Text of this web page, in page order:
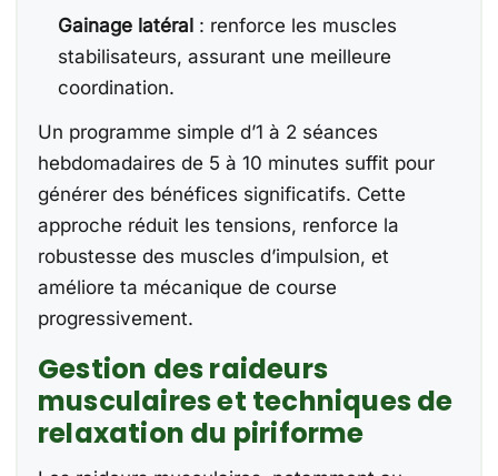
Gainage latéral : renforce les muscles
stabilisateurs, assurant une meilleure
coordination.
Un programme simple d’1 à 2 séances
hebdomadaires de 5 à 10 minutes suffit pour
générer des bénéfices significatifs. Cette
approche réduit les tensions, renforce la
robustesse des muscles d’impulsion, et
améliore ta mécanique de course
progressivement.
Gestion des raideurs
musculaires et techniques de
relaxation du piriforme